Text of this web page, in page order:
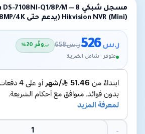
Hikvision NVR (Mini) (يدعم حتى 8MP/4K لكل قناة)
ر.س526ر.س658 وفّر 20%
متوفر · شامل الضريبة